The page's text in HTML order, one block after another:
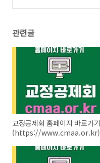
관련글
교정공제회 홈페이지 바로가기
(https://www.cmaa.or.kr)